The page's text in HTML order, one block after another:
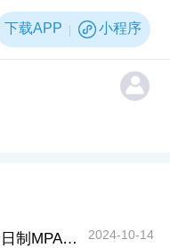
下载APP 小程序
收藏！报考厦门大学2025年非全日制MPA常见问题 2024-10-14